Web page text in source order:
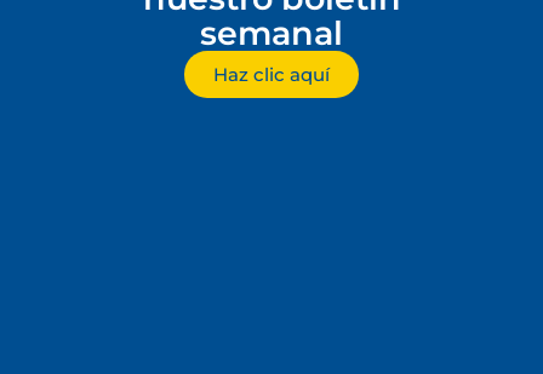
semanal
Haz clic aquí